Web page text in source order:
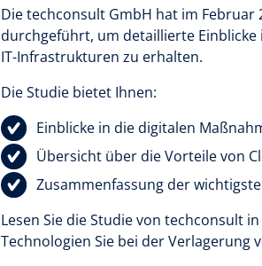
Die techconsult GmbH hat im
durchgeführt, um detaillierte
IT-Infrastrukturen zu erhalten.
Die Studie bietet Ihnen:
Einblicke in die digitalen
Übersicht über die Vorteile von
Zusammenfassung der
Lesen Sie die Studie von techconsult
Technologien Sie bei der